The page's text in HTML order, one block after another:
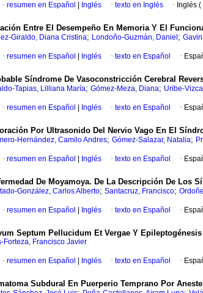
· resumen en Español Inglés · texto en Inglés · Inglés (
Entre El Desempeño En Memoria Y El
Giraldo, Diana Cristina; Londoño-Guzmán, Daniel ;
· resumen en Español Inglés · texto en Español ·
Síndrome De Vasoconstricción Cerebral
Tapias, Lilliana María; Gómez-Meza, Diana; Uribe-
· resumen en Español Inglés · texto en Español ·
Por Ultrasonido Del Nervio Vago En El
Hernández, Camilo Andres; Gómez-Salazar, Natalia;
· resumen en Español Inglés · texto en Español ·
De Moyamoya. De La Descripción De Los
González, Carlos Alberto; Santacruz, Francisco;
· resumen en Español Inglés · texto en Español ·
Septum Pellucidum Et Vergae Y Epileptogénesis
Forteza, Francisco Javier
· resumen en Español Inglés · texto en Español ·
Subdural En Puerperio Temprano Por